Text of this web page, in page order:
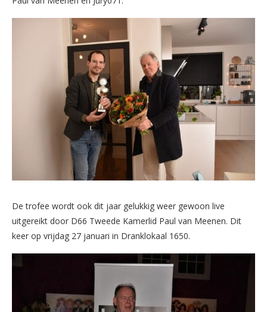
De trofee wordt ook dit jaar gelukkig weer gewoon live
uitgereikt door D66 Tweede Kamerlid Paul van Meenen. Dit
keer op vrijdag 27 januari in Dranklokaal 1650.